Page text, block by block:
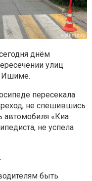
днём
улиц
Ишиме.
пересекала
не спешившись
автомобиля «Киа
не успела
быть